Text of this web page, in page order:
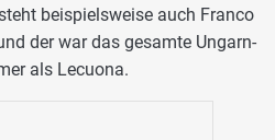
beispielsweise auch Franco
der war das gesamte Ungarn-
als Lecuona.